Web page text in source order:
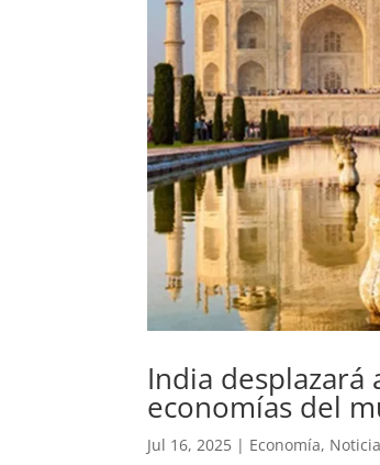
India desplazará
economías del
Jul 16, 2025 | Economía,